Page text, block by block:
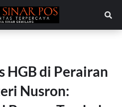
HGB di Perairan
Nusron: